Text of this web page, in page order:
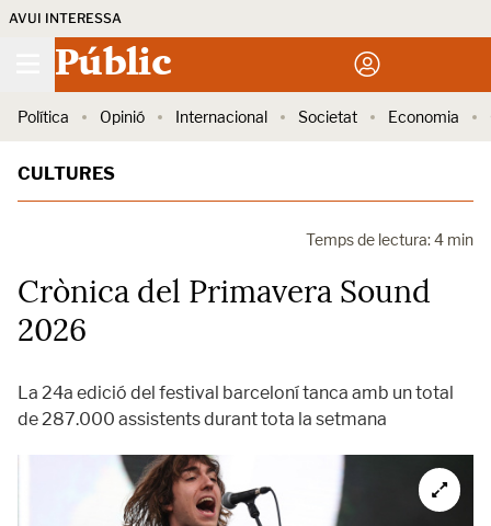
AVUI INTERESSA
Públic
Política Opinió Internacional Societat Economia
CULTURES
Temps de lectura: 4 min
Crònica del Primavera Sound
2026
La 24a edició del festival barceloní tanca amb un total
de 287.000 assistents durant tota la setmana